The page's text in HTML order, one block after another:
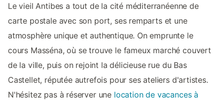
Le vieil Antibes a tout de la cité méditerranéenne de
carte postale avec son port, ses remparts et une
atmosphère unique et authentique. On emprunte le
cours Masséna, où se trouve le fameux marché couvert
de la ville, puis on rejoint la délicieuse rue du Bas
Castellet, réputée autrefois pour ses ateliers d'artistes.
N'hésitez pas à réserver une location de vacances à